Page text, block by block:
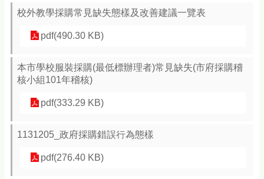
校外教學採購常見缺失態樣及改善建議一覽表
pdf(490.30 KB)
本市學校服裝採購(最低標辦理者)常見缺失(市府採購稽
核小組101年稽核)
pdf(333.29 KB)
1131205_政府採購錯誤行為態樣
pdf(276.40 KB)